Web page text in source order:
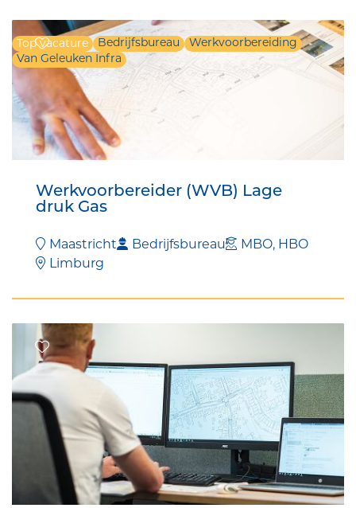
Top vacature Bedrijfsbureau
Werkvoorbereiding
Van Geleuken Infra
Werkvoorbereider (WVB) Lage
druk Gas
Maastricht Bedrijfsbureau
MBO, HBO
Limburg